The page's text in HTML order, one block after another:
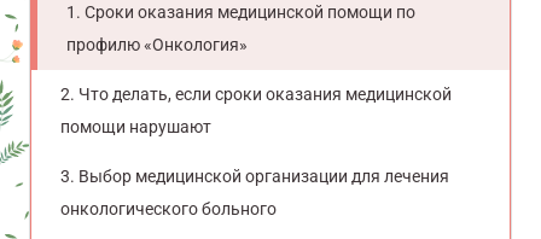
Сроки оказания медицинской помощи по
профилю «Онкология»
Что делать, если сроки оказания медицинской
помощи нарушают
Выбор медицинской организации для лечения
онкологического больного